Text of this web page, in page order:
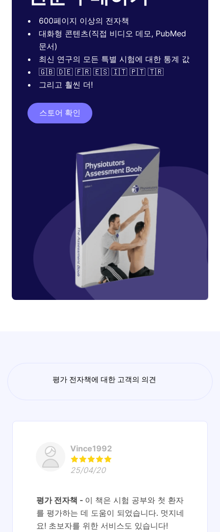
600페이지 이상의 전자책
대화형 콘텐츠(직접 비디오 데모, PubMed
문서)
최신 연구의 모든 특별 시험에 대한 통계 값
🇬🇧 🇩🇪 🇫🇷 🇪🇸 🇮🇹 🇵🇹 🇹🇷
그리고 훨씬 더!
스토어 확인
평가 전자책에 대한 고객의 의견
Vince1992
25/04/20
평가 전자책
이 책은 시험 공부와 첫 환자
를 평가하는 데 도움이 되었습니다. 멋지네
요! 초보자를 위한 서비스도 있습니다!